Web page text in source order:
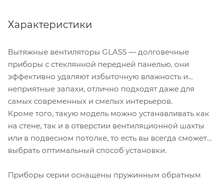
Характеристики
Вытяжные вентиляторы GLASS — долговечные
приборы с стеклянной передней панелью, они
эффективно удаляют избыточную влажность и
неприятные запахи, отлично подходят даже для
самых современных и смелых интерьеров.
Кроме того, такую модель можно устанавливать как
на стене, так и в отверстии вентиляционной шахты
или в подвесном потолке, то есть вы всегда сможете
выбрать оптимальный способ установки.
Приборы серии оснащены пружинным обратным